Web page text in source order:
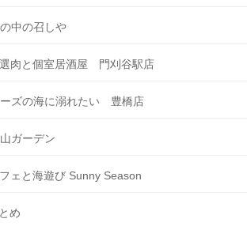
中の召しや
肉と個室居酒屋 門刈谷駅店
ズの海に溺れたい 豊橋店
ガーデン
ェと海遊び Sunny Season
め